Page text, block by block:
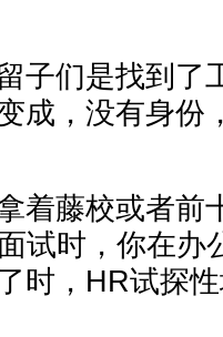
们是找到了
成，没有身份
藤校或者前
试时，你在办
时，HR试探